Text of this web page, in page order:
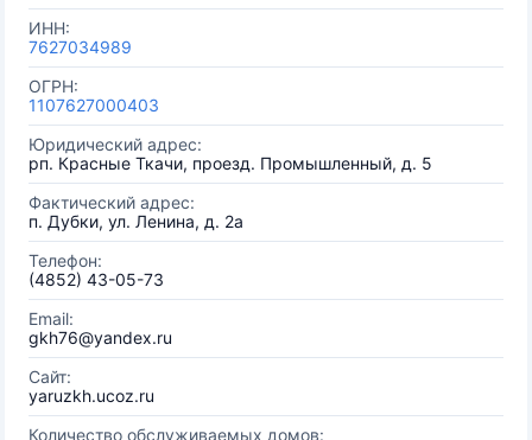
ИНН:
7627034989
ОГРН:
1107627000403
Юридический адрес:
рп. Красные Ткачи, проезд. Промышленный, д. 5
Фактический адрес:
п. Дубки, ул. Ленина, д. 2а
Телефон:
(4852) 43-05-73
Email:
gkh76@yandex.ru
Сайт:
yaruzkh.ucoz.ru
Количество обслуживаемых домов: